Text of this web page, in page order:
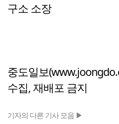
구소 소장
중도일보
수집, 재배포 금지
기자의 다른 기사 모음 ▶